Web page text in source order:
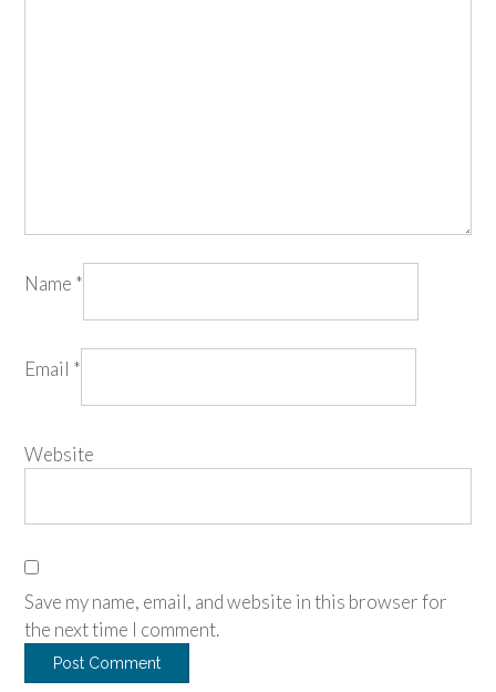
Name *
Email *
Website
Save my name, email, and website in this browser for
the next time I comment.